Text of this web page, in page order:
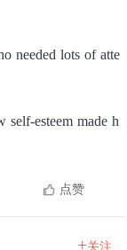
needed lots of atte
esteem made h
点赞
+关注